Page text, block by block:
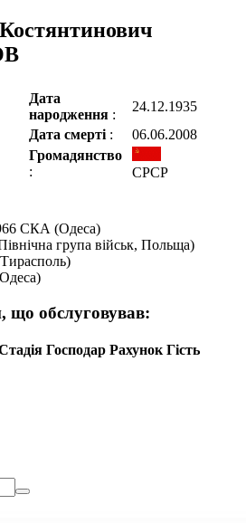
Дата
народження :
24.12.1935
Дата смерті :
06.06.2008
Громадянство
:
СРСР
СКА (Одеса)
група військ, Польща)
що обслуговував:
Господар Рахунок Гість